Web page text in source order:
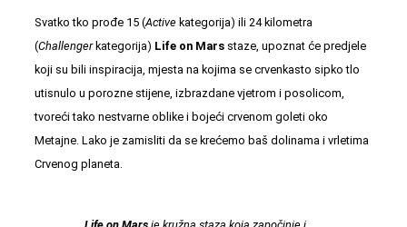
Svatko tko prođe 15 (Active kategorija) ili 24 kilometra
(Challengerkategorija) Life on Mars staze, upoznat će predjele
koji su bili inspiracija, mjesta na kojima se crvenkasto sipko tlo
utisnulo u porozne stijene, izbrazdane vjetrom i posolicom,
tvoreći tako nestvarne oblike i bojeći crvenom goleti oko
Metajne. Lako je zamisliti da se krećemo baš dolinama i vrletima
Crvenog planeta.